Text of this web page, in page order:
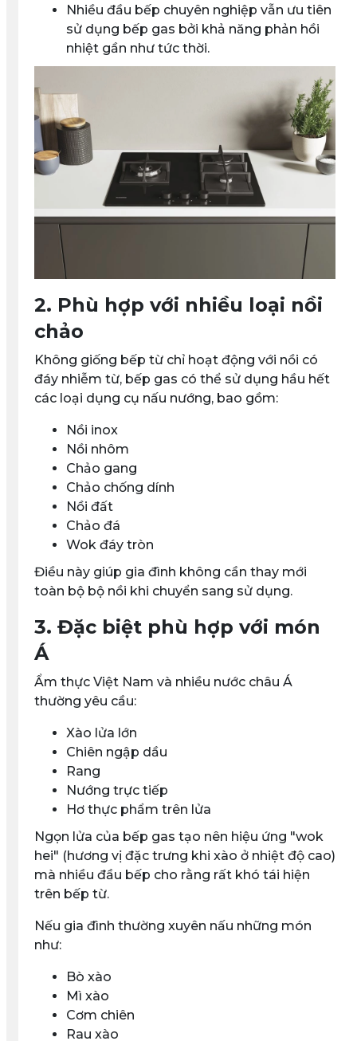
Nhiều đầu bếp chuyên nghiệp vẫn ưu tiên
sử dụng bếp gas bởi khả năng phản hồi
nhiệt gần như tức thời.
2. Phù hợp với nhiều loại nồi
chảo
Không giống bếp từ chỉ hoạt động với nồi có
đáy nhiễm từ, bếp gas có thể sử dụng hầu hết
các loại dụng cụ nấu nướng, bao gồm:
Nồi inox
Nồi nhôm
Chảo gang
Chảo chống dính
Nồi đất
Chảo đá
Wok đáy tròn
Điều này giúp gia đình không cần thay mới
toàn bộ bộ nồi khi chuyển sang sử dụng.
3. Đặc biệt phù hợp với món
Á
Ẩm thực Việt Nam và nhiều nước châu Á
thường yêu cầu:
Xào lửa lớn
Chiên ngập dầu
Rang
Nướng trực tiếp
Hơ thực phẩm trên lửa
Ngọn lửa của bếp gas tạo nên hiệu ứng "wok
hei" (hương vị đặc trưng khi xào ở nhiệt độ cao)
mà nhiều đầu bếp cho rằng rất khó tái hiện
trên bếp từ.
Nếu gia đình thường xuyên nấu những món
như:
Bò xào
Mì xào
Cơm chiên
Rau xào